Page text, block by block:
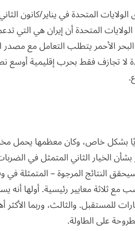
المتحدة في يناير/كانون
المتحدة أن إيران هي التي
الأحمر يتطلب التعامل مع مصدر
لا تجازف فقط بحرب إقليمية أوسع
بشكل خاص، وكان معظمها يحمل
الخيار الثاني المتمثل في
النتائج المرجوة – المتمثلة
مع ثلاثة معايير رئيسية. أولها
للمستقبل. والثالث، وربما الأكثر
على الطاولة.